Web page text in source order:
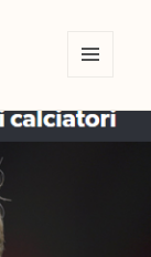
UND
WIDGETS